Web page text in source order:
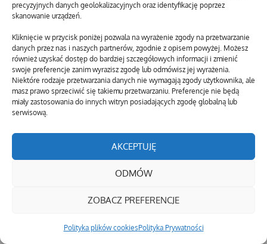
precyzyjnych danych geolokalizacyjnych oraz identyfikację poprzez
skanowanie urządzeń.
Kliknięcie w przycisk poniżej pozwala na wyrażenie zgody na przetwarzanie
danych przez nas i naszych partnerów, zgodnie z opisem powyżej. Możesz
również uzyskać dostęp do bardziej szczegółowych informacji i zmienić
swoje preferencje zanim wyrazisz zgodę lub odmówisz jej wyrażenia.
Niektóre rodzaje przetwarzania danych nie wymagają zgody użytkownika, ale
masz prawo sprzeciwić się takiemu przetwarzaniu. Preferencje nie będą
miały zastosowania do innych witryn posiadających zgodę globalną lub
serwisową.
AKCEPTUJĘ
ODMÓW
ZOBACZ PREFERENCJE
Polityka plików cookiesPolityka Prywatności